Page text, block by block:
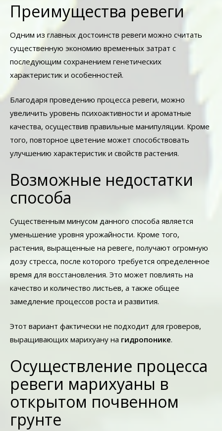
Преимущества ревеги
Одним из главных достоинств ревеги можно считать
существенную экономию временных затрат с
последующим сохранением генетических
характеристик и особенностей.
Благодаря проведению процесса ревеги, можно
увеличить уровень психоактивности и ароматные
качества, осуществив правильные манипуляции. Кроме
того, повторное цветение может способствовать
улучшению характеристик и свойств растения.
Возможные недостатки
способа
Существенным минусом данного способа является
уменьшение уровня урожайности. Кроме того,
растения, выращенные на ревеге, получают огромную
дозу стресса, после которого требуется определенное
время для восстановления. Это может повлиять на
качество и количество листьев, а также общее
замедление процессов роста и развития.
Этот вариант фактически не подходит для гроверов,
выращивающих марихуану на гидропонике.
Осуществление процесса
ревеги марихуаны в
открытом почвенном
грунте